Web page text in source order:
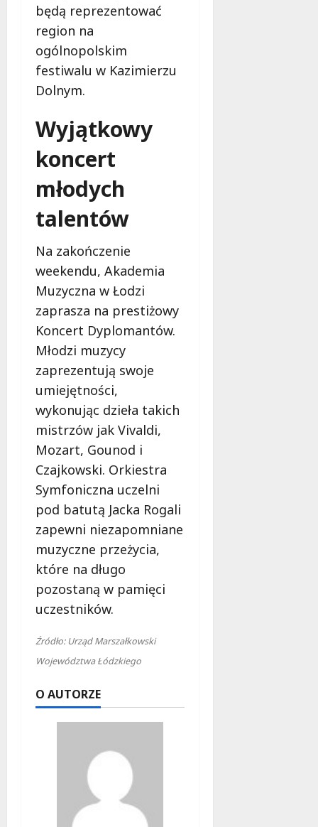
będą reprezentować
region na
ogólnopolskim
festiwalu w Kazimierzu
Dolnym.
Wyjątkowy
koncert
młodych
talentów
Na zakończenie
weekendu, Akademia
Muzyczna w Łodzi
zaprasza na prestiżowy
Koncert Dyplomantów.
Młodzi muzycy
zaprezentują swoje
umiejętności,
wykonując dzieła takich
mistrzów jak Vivaldi,
Mozart, Gounod i
Czajkowski. Orkiestra
Symfoniczna uczelni
pod batutą Jacka Rogali
zapewni niezapomniane
muzyczne przeżycia,
które na długo
pozostaną w pamięci
uczestników.
Źródło: Urząd Marszałkowski
Województwa Łódzkiego
O AUTORZE